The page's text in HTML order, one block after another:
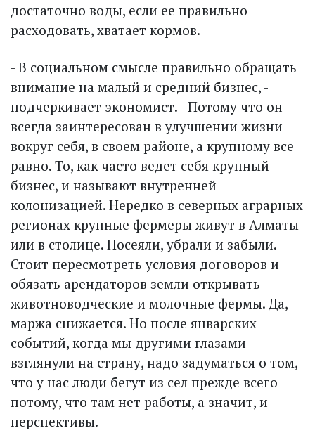
достаточно воды, если ее правильно
расходовать, хватает кормов.
- В социальном смысле правильно обращать
внимание на малый и средний бизнес, -
подчеркивает экономист. - Потому что он
всегда заинтересован в улучшении жизни
вокруг себя, в своем районе, а крупному все
равно. То, как часто ведет себя крупный
бизнес, и называют внутренней
колонизацией. Нередко в северных аграрных
регионах крупные фермеры живут в Алматы
или в столице. Посеяли, убрали и забыли.
Стоит пересмотреть условия договоров и
обязать арендаторов земли открывать
животноводческие и молочные фермы. Да,
маржа снижается. Но после январских
событий, когда мы другими глазами
взглянули на страну, надо задуматься о том,
что у нас люди бегут из сел прежде всего
потому, что там нет работы, а значит, и
перспективы.